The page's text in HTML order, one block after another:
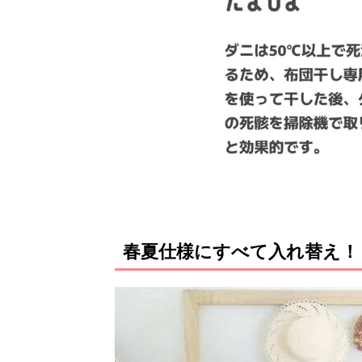
春夏仕様にすべて入れ替え！